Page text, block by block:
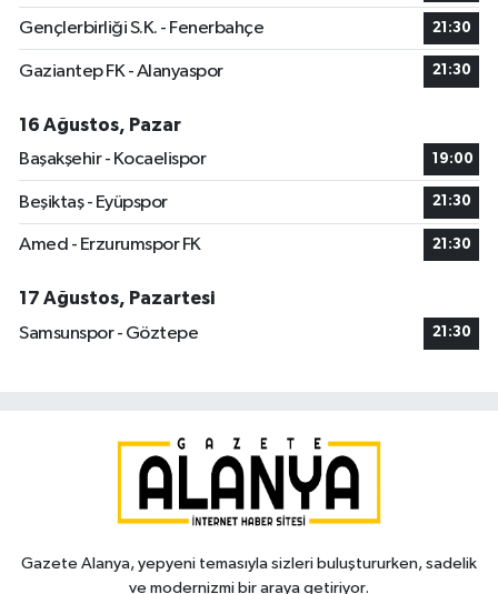
Gençlerbirliği S.K. - Fenerbahçe 21:30
Gaziantep FK - Alanyaspor 21:30
16 Ağustos, Pazar
Başakşehir - Kocaelispor
19:00
Beşiktaş - Eyüpspor 21:30
Amed - Erzurumspor FK 21:30
17 Ağustos, Pazartesi
Samsunspor - Göztepe
21:30
Gazete Alanya, yepyeni temasıyla sizleri buluştururken, sadelik
ve modernizmi bir araya getiriyor.